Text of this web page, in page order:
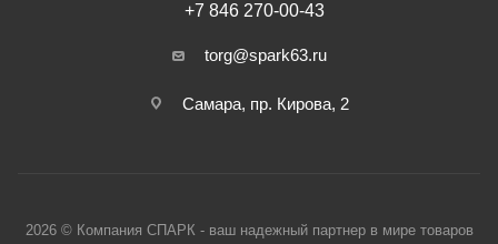
+7 846 270-00-43
torg@spark63.ru
Самара, пр. Кирова, 2
2026 © Компания СПАРК - ваш надежный партнер в мире товаров